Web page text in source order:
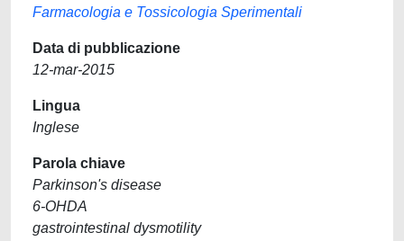
Farmacologia e Tossicologia Sperimentali
Data di pubblicazione
12-mar-2015
Lingua
Inglese
Parola chiave
Parkinson's disease
6-OHDA
gastrointestinal dysmotility